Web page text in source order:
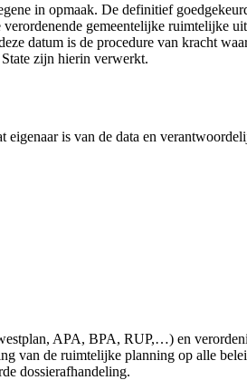
in opmaak. De definitief
gemeentelijke ruimtelijke
datum is de procedure van kracht
zijn hierin verwerkt.
eigenaar is van de data en
APA, BPA, RUP,…) en
van de ruimtelijke planning op alle
dossierafhandeling.